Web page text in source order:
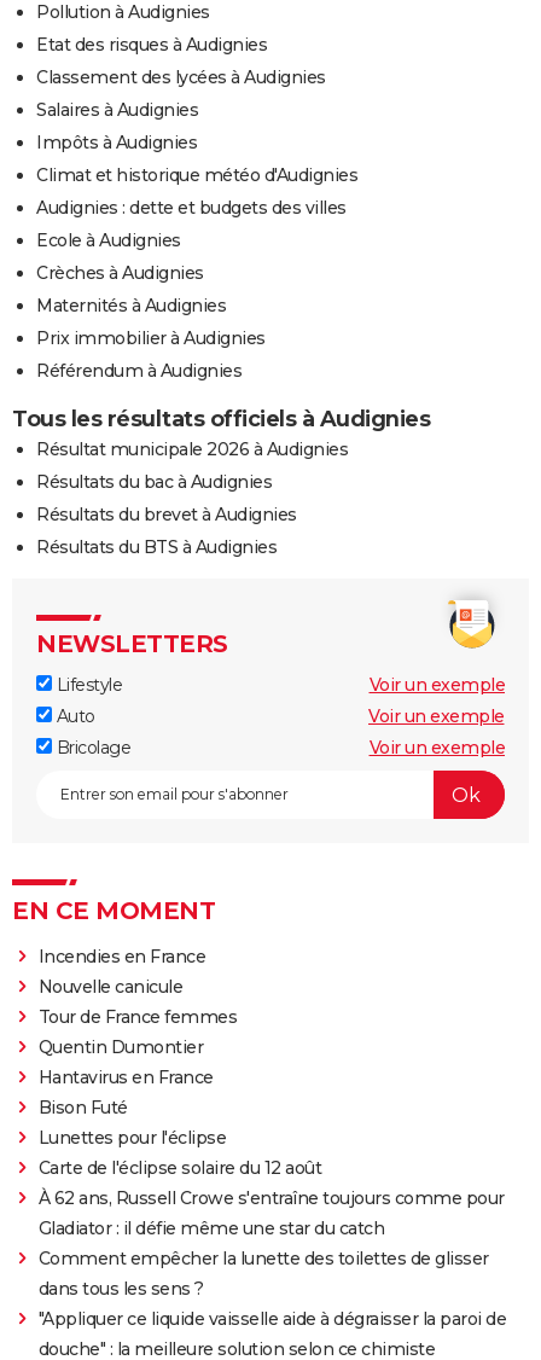
Pollution à Audignies
Etat des risques à Audignies
Classement des lycées à Audignies
Salaires à Audignies
Impôts à Audignies
Climat et historique météo d'Audignies
Audignies : dette et budgets des villes
Ecole à Audignies
Crèches à Audignies
Maternités à Audignies
Prix immobilier à Audignies
Référendum à Audignies
Tous les résultats officiels à Audignies
Résultat municipale 2026 à Audignies
Résultats du bac à Audignies
Résultats du brevet à Audignies
Résultats du BTS à Audignies
NEWSLETTERS
Lifestyle
Voir un exemple
Auto
Voir un exemple
Bricolage
Voir un exemple
EN CE MOMENT
Incendies en France
Nouvelle canicule
Tour de France femmes
Quentin Dumontier
Hantavirus en France
Bison Futé
Lunettes pour l'éclipse
Carte de l'éclipse solaire du 12 août
À 62 ans, Russell Crowe s'entraîne toujours comme pour
Gladiator : il défie même une star du catch
Comment empêcher la lunette des toilettes de glisser
dans tous les sens ?
"Appliquer ce liquide vaisselle aide à dégraisser la paroi de
douche" : la meilleure solution selon ce chimiste